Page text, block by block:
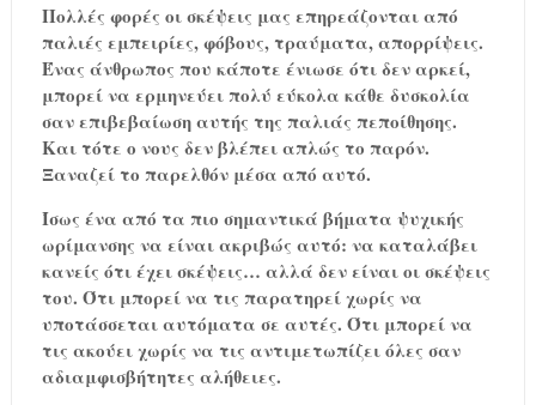
Πολλές φορές οι σκέψεις μας επηρεάζονται από
παλιές εμπειρίες, φόβους, τραύματα, απορρίψεις.
Ένας άνθρωπος που κάποτε ένιωσε ότι δεν αρκεί,
μπορεί να ερμηνεύει πολύ εύκολα κάθε δυσκολία
σαν επιβεβαίωση αυτής της παλιάς πεποίθησης.
Και τότε ο νους δεν βλέπει απλώς το παρόν.
Ξαναζεί το παρελθόν μέσα από αυτό.
Ίσως ένα από τα πιο σημαντικά βήματα ψυχικής
ωρίμανσης να είναι ακριβώς αυτό: να καταλάβει
κανείς ότι έχει σκέψεις… αλλά δεν είναι οι σκέψεις
του. Ότι μπορεί να τις παρατηρεί χωρίς να
υποτάσσεται αυτόματα σε αυτές. Ότι μπορεί να
τις ακούει χωρίς να τις αντιμετωπίζει όλες σαν
αδιαμφισβήτητες αλήθειες.